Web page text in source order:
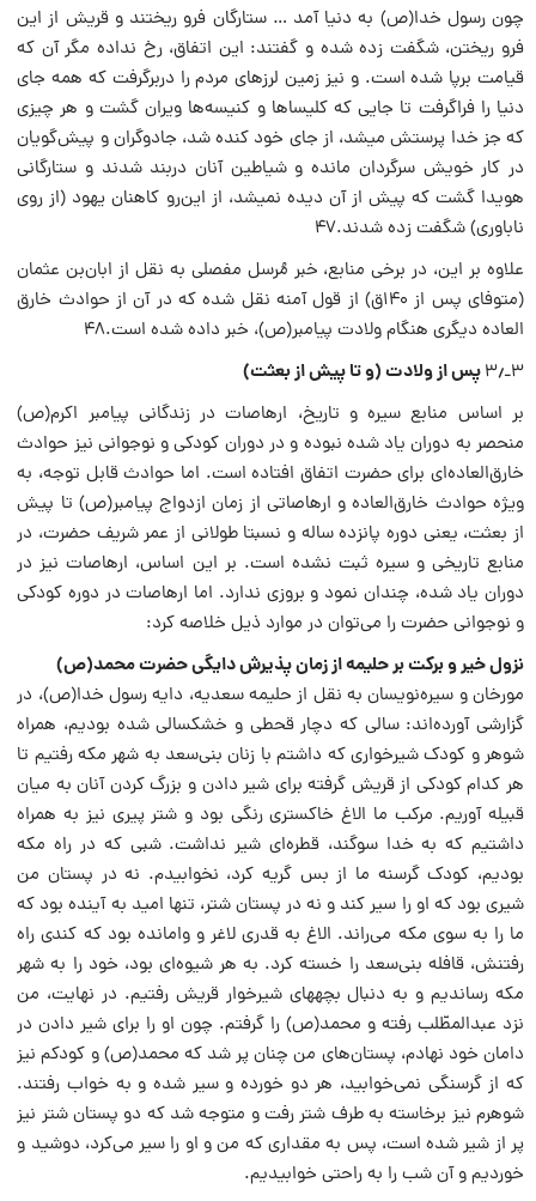
چون رسول خدا(ص) به دنیا آمد … ستارگان فرو ریختند و قریش از این
فرو ریختن، شگفت زده شده و گفتند: این اتفاق، رخ نداده مگر آن که
قیا‌مت برپا شده است. و نیز زمین لرزه‏ای مردم را دربرگرفت که همه جای
دنیا را فراگرفت تا جایی که کلیساها و کنیسه‌ها ویران گشت و هر چیزی
که جز خدا پرستش می‏شد، از جای خود کنده شد، جادوگران و پیش‌گویان
در کار خویش سرگردان مانده و شیاطین آنان دربند شدند و ستارگانی
هویدا گشت که پیش از آن دیده نمی‏شد، از این‌رو کاهنان یهود (از روی
ناباوری) شگفت زده شدند.۴۷
علاوه بر این، در برخی منابع، خبر مُرسل مفصلی به نقل از ابان‌بن عثمان
(متوفای پس از ۱۴۰ق) از قول آمنه نقل شده که در آن از حوادث خارق
العاده دیگری هنگام ولادت پیامبر‌(ص)، خبر داده شده است.۴۸
۳ـ۳ ٫ پس از ولادت (و تا پیش از بعثت)
بر اساس منابع سیره و تاریخ، ارهاصات در زندگانی پیامبر اکرم‌(ص)
منحصر به دوران یاد شده نبوده و در دوران کودکی و نوجوانی نیز حوادث
خارق‌العاده‌ای برای حضرت اتفاق افتاده است. اما حوادث قابل توجه، به
ویژه حوادث خارق‌العاده و ارهاصاتی از زمان ازدواج پیامبر‌(ص) تا پیش
از بعثت، یعنی دوره پانزده ساله و نسبتا طولانی از عمر شریف حضرت، در
منابع تاریخی و سیره ثبت نشده است. بر این اساس، ارهاصات نیز در
دوران یاد شده، چندان نمود و بروزی ندارد. اما ارهاصات در دوره کودکی
و نوجوانی حضرت را می‌توان در موارد ذیل خلاصه کرد:
نزول خیر و برکت بر حلیمه از زمان پذیرش دایگی حضرت محمد‌(ص)
مورخان و سیره‌نویسان به نقل از حلیمه سعدیه، دایه رسول خدا‌(ص)، در
گزارشی آورده‌اند: سالی که دچار قحطی و خشکسالی شده بودیم، همراه
شوهر و کودک شیرخواری که داشتم با زنان بنی‌سعد به شهر مکه رفتیم تا
هر کدام کودکی از قریش گرفته برای شیر دادن و بزرگ کردن آنان به میان
قبیله آوریم. مرکب ما الاغ خاکستری رنگی بود و شتر پیری نیز به همراه
داشتیم که به خدا سوگند، قطره‌ای شیر نداشت. شبی که در راه مکه
بودیم، کودک‌ گرسنه ما از بس گریه کرد، نخوابیدم. نه در پستان من
شیری بود که او را سیر کند و نه در پستان شتر، تنها امید به آینده بود که
ما را به سوی مکه می‌راند. الاغ به قدری لاغر و وامانده بود که کندی راه
رفتنش، قافله بنی‌سعد را خسته کرد. به هر شیوه‌ای بود، خود را به شهر
مکه رساندیم و به دنبال بچه‏های شیرخوار قریش رفتیم. در نهایت، من
نزد عبدالمطّلب رفته و محمد‌(ص) را گرفتم. چون او را برای شیر دادن در
دامان خود نهادم، پستان‌های من چنان پر شد که محمد‌(ص) و کودکم نیز
که از گرسنگی نمی‌خوابید، هر دو خورده و سیر شده و به خواب رفتند.
شوهرم نیز برخاسته به طرف شتر رفت و متوجه شد که دو پستان شتر نیز
پر از شیر شده است، پس به مقداری که من و او را سیر می‌کرد، دوشید و
خوردیم و آن شب را به راحتی خوابیدیم.